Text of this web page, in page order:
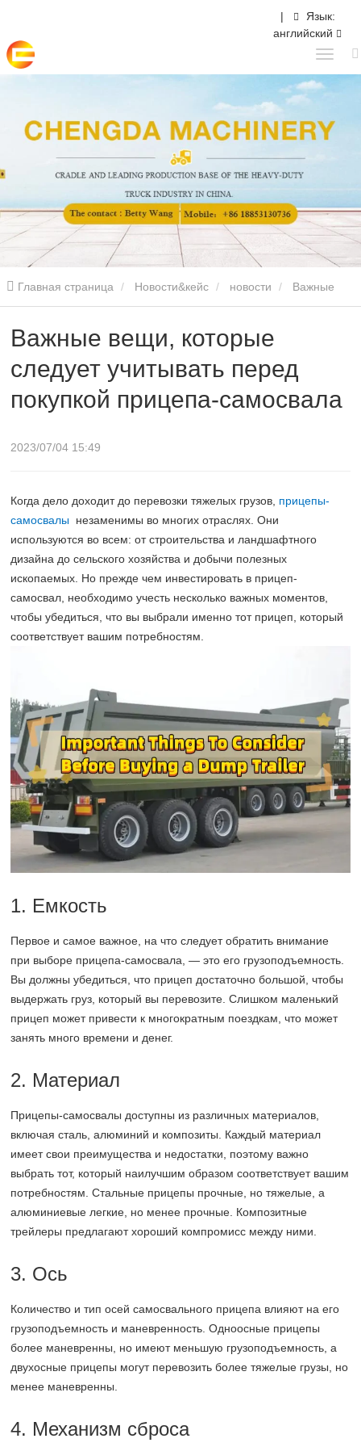
|
Язык:
английский
Главная страница Новости&кейс новости
самосвала
Важные вещи, которые
следует учитывать перед
покупкой прицепа-самосвала
2023/07/04 15:49
Когда дело доходит до перевозки тяжелых грузов, прицепы-
самосвалы незаменимы во многих отраслях. Они
используются во всем: от строительства и ландшафтного
дизайна до сельского хозяйства и добычи полезных
ископаемых. Но прежде чем инвестировать в прицеп-
самосвал, необходимо учесть несколько важных моментов,
чтобы убедиться, что вы выбрали именно тот прицеп, который
соответствует вашим потребностям.
1. Емкость
Первое и самое важное, на что следует обратить внимание
при выборе прицепа-самосвала, — это его грузоподъемность.
Вы должны убедиться, что прицеп достаточно большой, чтобы
выдержать груз, который вы перевозите. Слишком маленький
прицеп может привести к многократным поездкам, что может
занять много времени и денег.
2. Материал
Прицепы-самосвалы доступны из различных материалов,
включая сталь, алюминий и композиты. Каждый материал
имеет свои преимущества и недостатки, поэтому важно
выбрать тот, который наилучшим образом соответствует вашим
потребностям. Стальные прицепы прочные, но тяжелые, а
алюминиевые легкие, но менее прочные. Композитные
трейлеры предлагают хороший компромисс между ними.
3. Ось
Количество и тип осей самосвального прицепа влияют на его
грузоподъемность и маневренность. Одноосные прицепы
более маневренны, но имеют меньшую грузоподъемность, а
двухосные прицепы могут перевозить более тяжелые грузы, но
менее маневренны.
4. Механизм сброса